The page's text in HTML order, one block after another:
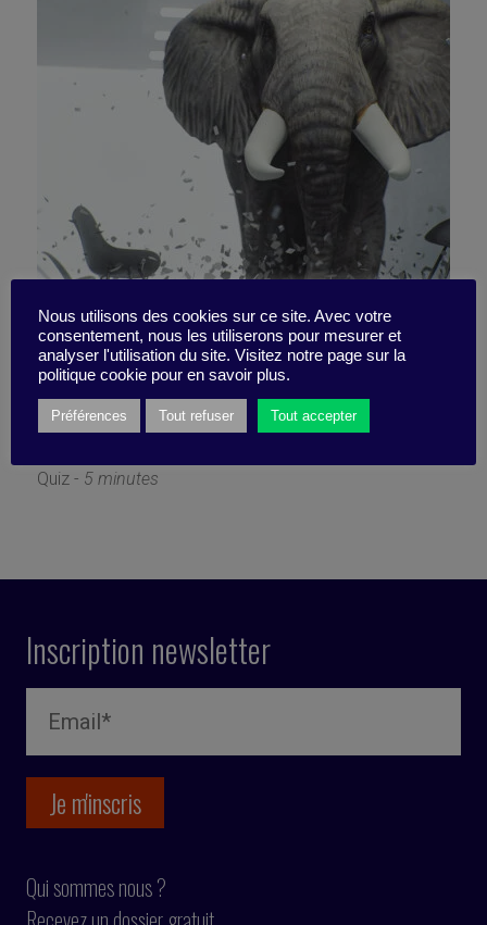
L’enfer est-ce vraiment les
autres ?
Quiz - 5 minutes
Inscription newsletter
Qui sommes nous ?
Nous utilisons des cookies sur ce site. Avec votre
consentement, nous les utiliserons pour mesurer et
analyser l'utilisation du site. Visitez notre page sur la
politique cookie pour en savoir plus.
Préférences Tout refuser Tout accepter